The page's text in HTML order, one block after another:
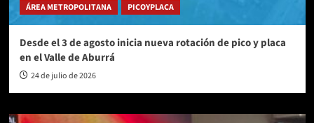
ÁREA METROPOLITANA PICOYPLACA
Desde el 3 de agosto inicia nueva rotación de pico y placa
en el Valle de Aburrá
24 de julio de 2026